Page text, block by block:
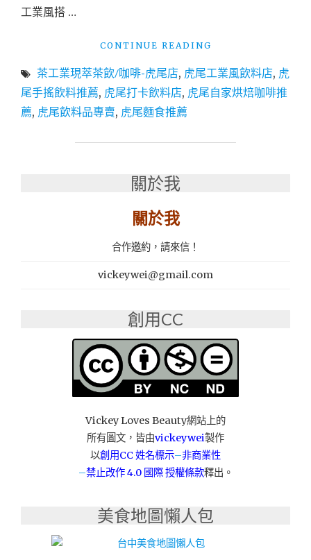
工業風搭 …
CONTINUE READING
手
搖
尾
卡
熱
點：
茶
工
現
萃
茶
飲/
虎
尾
茶工業現萃茶飲/咖啡-虎尾店, 虎尾工業風飲料店, 虎
尾手搖飲料推薦, 虎尾打卡飲料店, 虎尾自家烘焙咖啡推
薦, 虎尾飲料品專賣, 虎尾麵食推薦
關於我
關於我
合作邀約，請來信！
vickeywei@gmail.com
創用CC
Vickey Loves Beauty網站上的
所有圖文，皆由vickeywei製作
以創用CC 姓名標示–非商業性
–禁止改作4.0 國際 授權條款釋出。
美食地圖懶人包